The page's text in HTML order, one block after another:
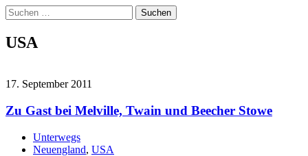
Suchen
nach:
USA
17. September 2011
Zu Gast bei Melville, Twain und Beecher Stowe
Unterwegs
Neuengland, USA